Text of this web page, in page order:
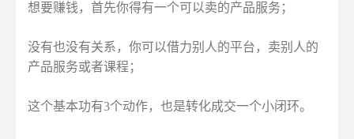
想要赚钱，首先你得有一个可以卖的产品服务；
没有也没有关系，你可以借力别人的平台，卖别人的
产品服务或者课程；
这个基本功有3个动作，也是转化成交一个小闭环。